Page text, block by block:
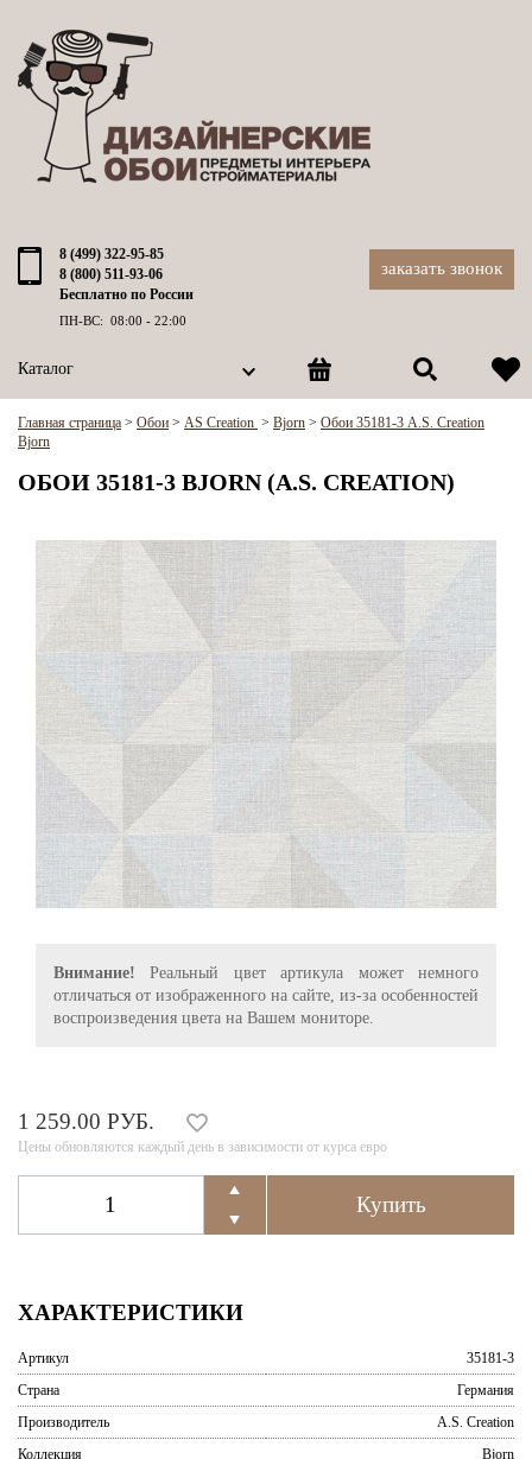
8 (499) 322-95-85
8 (800) 511-93-06
Бесплатно по России
ПН-ВС: 08:00 - 22:00
заказать звонок
Каталог
Главная страница > Обои > AS Creation > Bjorn > Обои 35181-3 A.S. Creation
Bjorn
ОБОИ 35181-3 BJORN (A.S. CREATION)
Внимание! Реальный цвет артикула может немного
отличаться от изображенного на сайте, из-за особенностей
воспроизведения цвета на Вашем мониторе.
1 259.00 РУБ.
Цены обновляются каждый день в зависимости от курса евро
ХАРАКТЕРИСТИКИ
Артикул
35181-3
Страна
Германия
Производитель
A.S. Creation
Коллекция
Bjorn